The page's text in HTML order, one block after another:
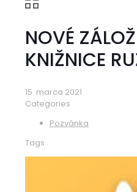
NOVÉ
KNIŽNICE
15. marca 2021
Categories
Pozvánka
Tags